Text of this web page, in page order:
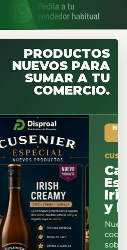
PRODUCTOS
NUEVOS PARA
SUMAR A TU
COMERCIO.
NUEVO
CUSENIER
Cacao
Irish
y
Nuevos
cocteleria,